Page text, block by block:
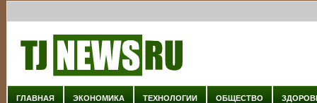
ГЛАВНАЯ ЭКОНОМИКА ТЕХНОЛОГИИ ОБЩЕСТВО